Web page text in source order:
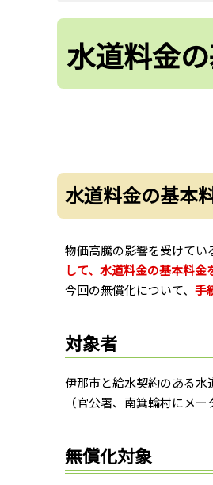
水道料金
水道料金の基本
物価高騰の影響を受けてい
して、水道料金の基本料金
今回の無償化について、 手
対象者
伊那市と給水契約のある水
（官公署、南箕輪村にメー
無償化対象